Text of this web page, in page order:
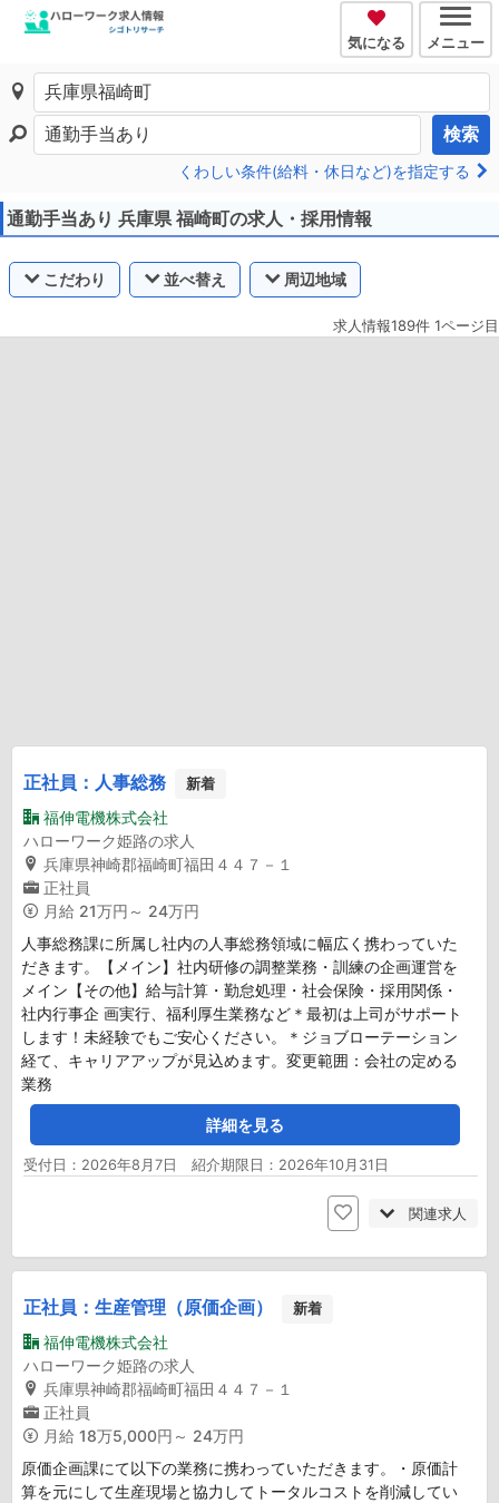
気になる メニュー
検索
くわしい条件(給料・休日など)を指定する
通勤手当あり 兵庫県 福崎町の求人・採用情報
こだわり 並べ替え 周辺地域
求人情報189件 1ページ目
正社員：人事総務 新着
福伸電機株式会社
ハローワーク姫路の求人
兵庫県神崎郡福崎町福田４４７－１
正社員
月給 21万円～ 24万円
人事総務課に所属し社内の人事総務領域に幅広く携わっていた
だきます。【メイン】社内研修の調整業務・訓練の企画運営を
メイン【その他】給与計算・勤怠処理・社会保険・採用関係・
社内行事企 画実行、福利厚生業務など＊最初は上司がサポート
します！未経験でもご安心ください。＊ジョブローテーション
経て、キャリアアップが見込めます。変更範囲：会社の定める
業務
詳細を見る
受付日：2026年8月7日 紹介期限日：2026年10月31日
関連求人
正社員：生産管理（原価企画） 新着
福伸電機株式会社
ハローワーク姫路の求人
兵庫県神崎郡福崎町福田４４７－１
正社員
月給 18万5,000円～ 24万円
原価企画課にて以下の業務に携わっていただきます。・原価計
算を元にして生産現場と協力してトータルコストを削減してい